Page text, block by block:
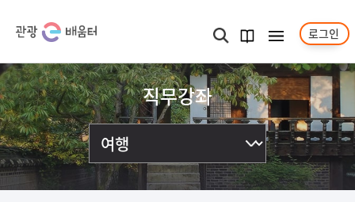
검색
과정
안내서
메뉴보기 로그인
직무강좌